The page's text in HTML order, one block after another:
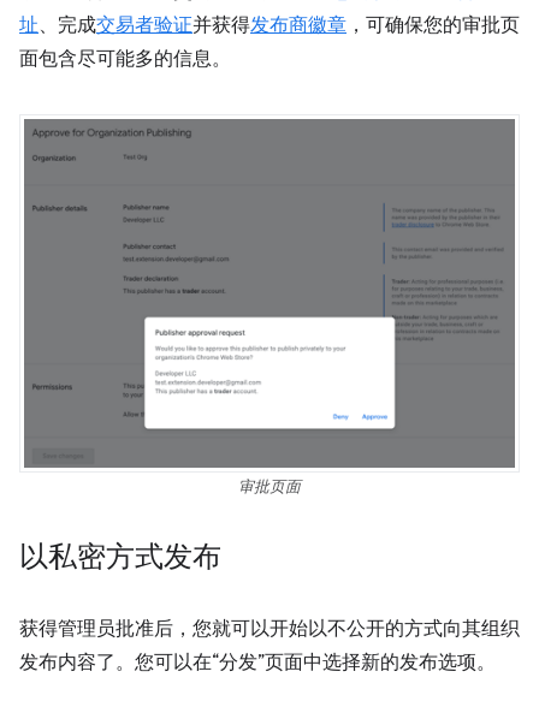
址、完成交易者验证并获得发布商徽章 ，可确保您的审批页
面包含尽可能多的信息。
审批页面
以私密方式发布
获得管理员批准后，您就可以开始以不公开的方式向其组织
发布内容了。您可以在“分发”页面中选择新的发布选项。